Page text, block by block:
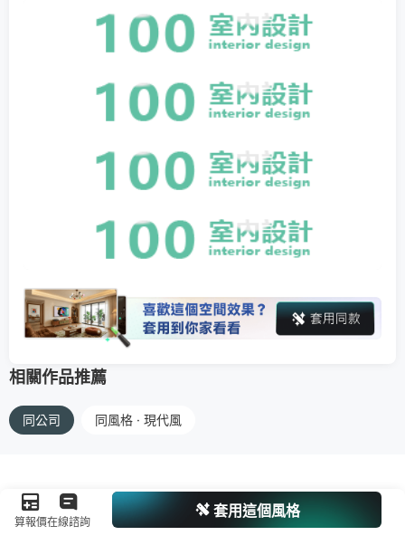
相關作品推薦
同公司 同風格 · 現代風
算報價在線諮詢
套用這個風格